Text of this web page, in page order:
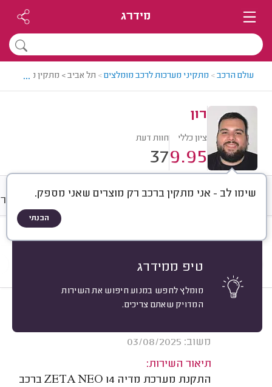
מידרג
עולם הרכב> מתקיני מערכות לרכב מומלצים> תל אביב > מתקין מערכות
...
רון
ציון כללי
9.95
חוות דעת
37
שימו לב - אני מתקין ברכב רק מוצרים שאני מספק.
הבנתי
טיפ ממידרג
מומלץ לחפש במנוע חיפוש את השירות
המדויק שאתם צריכים.
חוות דעת מחירים ממוצע
מערכות שמע
אבישי ורשבסקי, רחובות.
משוב: 03/08/2025
תיאור השירות:
התקנת מערכת מדיה ZETA NEO 14 ברכב